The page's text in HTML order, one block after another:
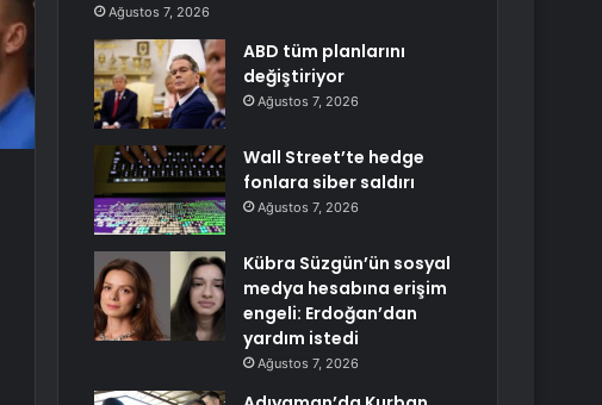
Ağustos 7, 2026
ABD tüm planlarını
değiştiriyor
Ağustos 7, 2026
Wall Street’te hedge
fonlara siber saldırı
Ağustos 7, 2026
Kübra Süzgün’ün sosyal
medya hesabına erişim
engeli: Erdoğan’dan
yardım istedi
Ağustos 7, 2026